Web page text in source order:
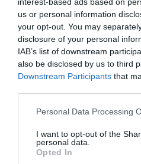
us or personal information
your opt-out. You may
disclosure of your personal
IAB’s list of downstream
also be disclosed by us to third
Downstream Participants that
Please note that this website/
not limited to your visit or usage
grant or deny consent to
use your data for below
Personal Data Processing
I want to opt-out of the
personal data.
Opted In
történő játék helyett
már a virtuális játékokat
nem szabad
játékokat a
mutassunk például mi
rendszeresen mozgunk
is ebbe belevonni.
program lehet
egy focipályára